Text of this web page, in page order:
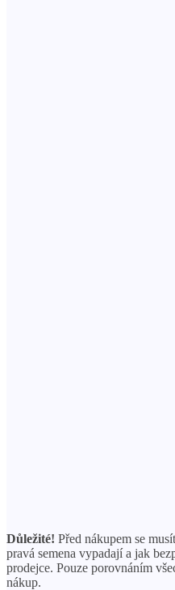
Důležité! Před nákupem se
pravá semena vypadají a jak
prodejce. Pouze porovnáním
nákup.